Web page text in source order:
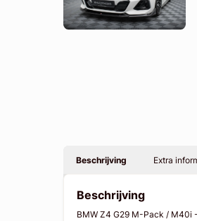
Beschrijving Extra
Beschrijving
BMW Z4 G29 M-Pack / M40i